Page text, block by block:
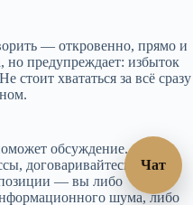
— откровенно, прямо и
но предупреждает: избыток
хвататься за всё сразу
обсуждение.
договаривайтесь. Если
позиции — вы либо
шума, либо
Чат